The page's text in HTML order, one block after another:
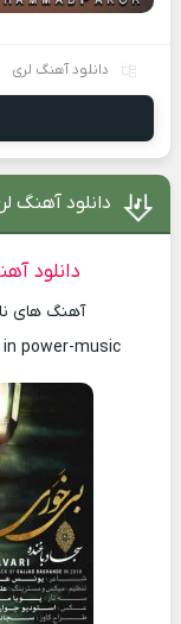
دانلود آهنگ لری
دانلود آهنگ
دانلود
آهنگ های
power-music!~